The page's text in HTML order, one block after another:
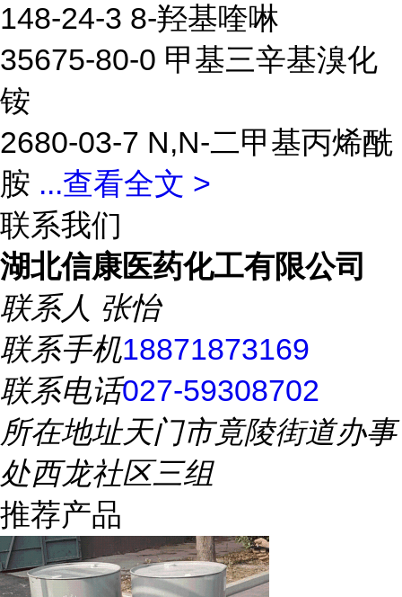
148-24-3 8-羟基喹啉
35675-80-0 甲基三辛基溴化
铵
2680-03-7 N,N-二甲基丙烯酰
胺 ...查看全文 >
联系我们
湖北信康医药化工有限公司
联系人 张怡
联系手机18871873169
联系电话027-59308702
所在地址天门市竟陵街道办事
处西龙社区三组
推荐产品